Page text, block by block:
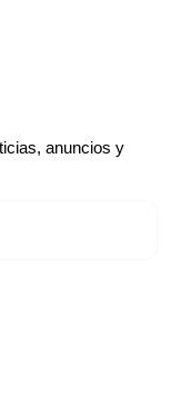
anuncios y